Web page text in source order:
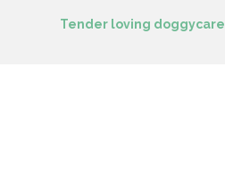
Tender loving doggycare